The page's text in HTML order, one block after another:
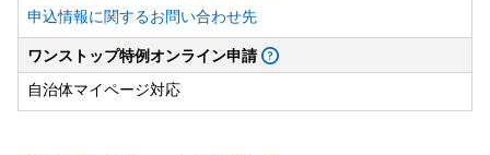
申込情報に関するお問い合わせ先
ワンストップ特例オンライン申請
自治体マイページ対応